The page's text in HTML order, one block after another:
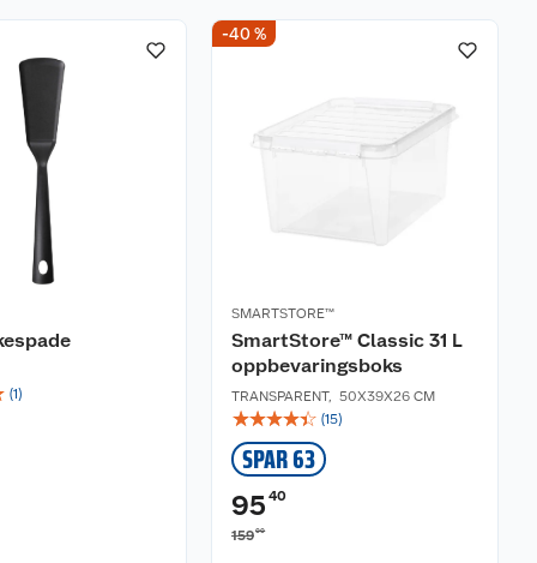
(1)
-40 %
SMARTSTORE™
SmartStore™ Classic 31 L
oppbevaringsboks
TRANSPARENT, 50X39X26 CM
☆☆☆☆☆ (15)
SPAR 63
95 40
15900